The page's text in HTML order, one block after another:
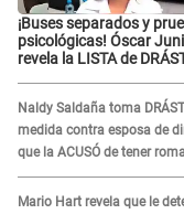
¡Buses separados y
psicológicas! Óscar
revela la LISTA de
Naldy Saldaña
Naldy Saldaña toma
medida contra esposa de
que la ACUSÓ de tener
con él: "Muy triste..."
Mario Hart revela que le